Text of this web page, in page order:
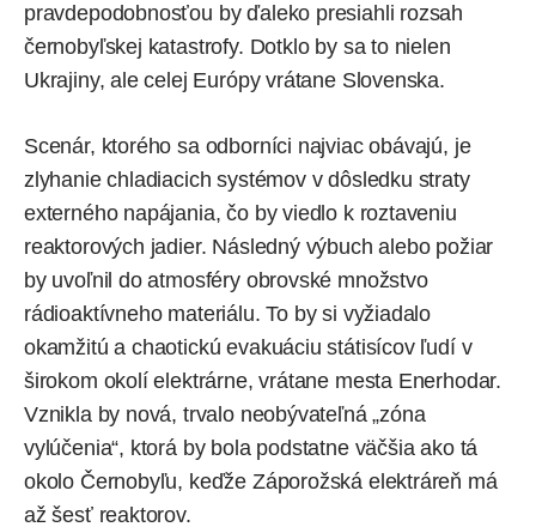
pravdepodobnosťou by ďaleko presiahli rozsah
černobyľskej katastrofy. Dotklo by sa to nielen
Ukrajiny, ale celej Európy vrátane Slovenska.
Scenár, ktorého sa odborníci najviac obávajú, je
zlyhanie chladiacich systémov v dôsledku straty
externého napájania, čo by viedlo k roztaveniu
reaktorových jadier. Následný výbuch alebo požiar
by uvoľnil do atmosféry obrovské množstvo
rádioaktívneho materiálu. To by si vyžiadalo
okamžitú a chaotickú evakuáciu státisícov ľudí v
širokom okolí elektrárne, vrátane mesta Enerhodar.
Vznikla by nová, trvalo neobývateľná „zóna
vylúčenia“, ktorá by bola podstatne väčšia ako tá
okolo Černobyľu, keďže Záporožská elektráreň má
až šesť reaktorov.